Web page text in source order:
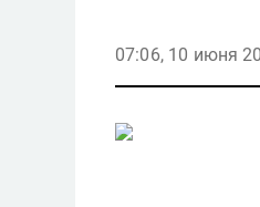
07:06, 10 июня